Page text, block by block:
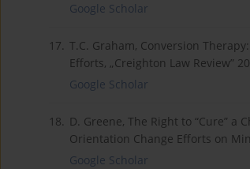
Google Scholar
17. T.C. Graham, Conversion
Efforts, „Creighton Law Review”
Google Scholar
18. D. Greene, The Right to “Cure” a
Orientation Change Efforts on
Google Scholar